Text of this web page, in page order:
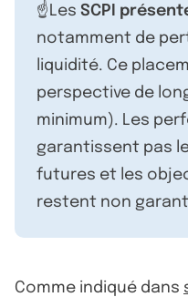
☝️Les SCPI
notamment de
liquidité. Ce
perspective de
minimum). Les
garantissent pas
futures et les
restent non
Comme indiqué dans